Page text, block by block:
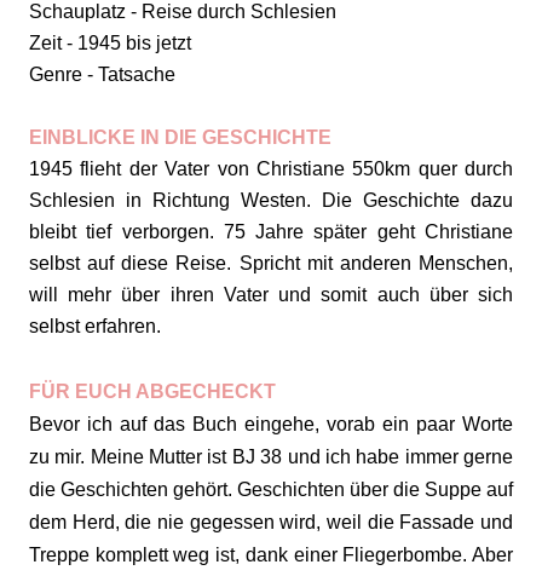
Schauplatz - Reise durch Schlesien
Zeit - 1945 bis jetzt
Genre - Tatsache
EINBLICKE IN DIE GESCHICHTE
1945 flieht der Vater von Christiane 550km quer durch
Schlesien in Richtung Westen. Die Geschichte dazu
bleibt tief verborgen. 75 Jahre später geht Christiane
selbst auf diese Reise. Spricht mit anderen Menschen,
will mehr über ihren Vater und somit auch über sich
selbst erfahren.
FÜR EUCH ABGECHECKT
Bevor ich auf das Buch eingehe, vorab ein paar Worte
zu mir. Meine Mutter ist BJ 38 und ich habe immer gerne
die Geschichten gehört. Geschichten über die Suppe auf
dem Herd, die nie gegessen wird, weil die Fassade und
Treppe komplett weg ist, dank einer Fliegerbombe. Aber